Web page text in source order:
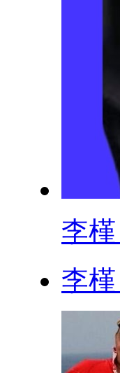
李
李